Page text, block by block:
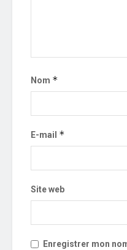
Nom *
E-mail *
Site web
Enregistrer mon